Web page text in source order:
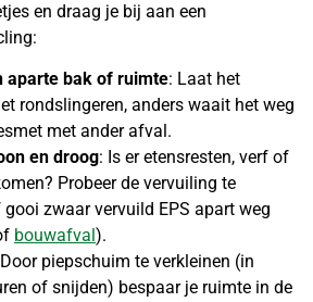
en draag je bij aan een
aparte bak of ruimte: Laat het
rondslingeren, anders waait het weg
met ander afval.
en droog: Is er etensresten, verf of
Probeer de vervuiling te
zwaar vervuild EPS apart weg
bouwafval ).
piepschuim te verkleinen (in
of snijden) bespaar je ruimte in de